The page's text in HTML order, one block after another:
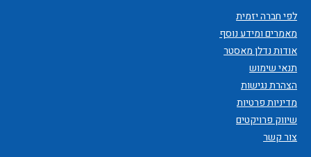
לפי חברה יזמית
מאמרים ומידע נוסף
אודות נדלן מאסטר
תנאי שימוש
הצהרת נגישות
מדיניות פרטיות
שיווק פרויקטים
צור קשר